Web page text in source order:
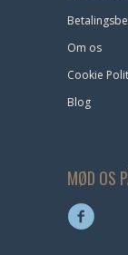
Om os
Cookie
Blog
MØD OS